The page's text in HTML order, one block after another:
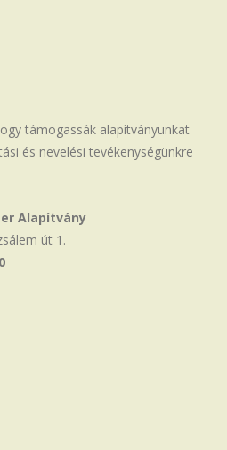
támogassák alapítványunkat
és nevelési tevékenységünkre
Alapítvány
út 1.